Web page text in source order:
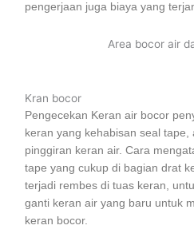
pengerjaan juga biaya yang
Area bocor air
Kran bocor
Pengecekan Keran air bocor
keran yang kehabisan seal
pinggiran keran air. Cara
tape yang cukup di bagian drat
terjadi rembes di tuas keran,
ganti keran air yang baru untuk
keran bocor.